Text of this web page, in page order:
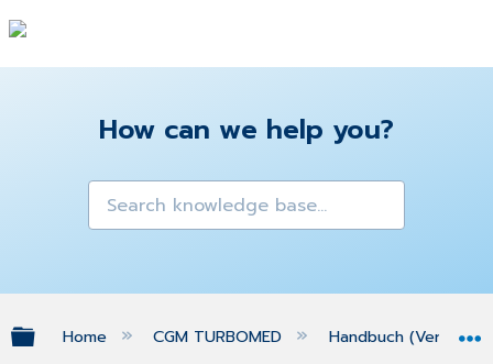
How can we help you?
Expand/collapse global hierarchy
Home CGM TURBOMED Handbuch (Version